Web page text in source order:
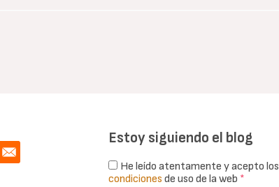
Estoy siguiendo el blog
He leído atentamente y acepto los
condiciones de uso de la web *